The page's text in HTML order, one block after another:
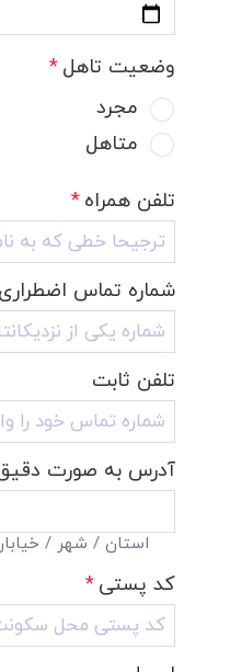
وضعیت تاهل *
مجرد
متاهل
تلفن همراه *
شماره تماس اضطراری
تلفن ثابت
آدرس به صورت
استان / شهر /
کد پستی *